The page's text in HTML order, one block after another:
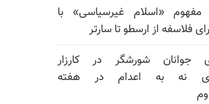
مفهوم «اسلام غیرسیاسی» با
فلاسفه از ارسطو تا سارتر
جوانان شورشگر در کارزار
نه به اعدام در هفته